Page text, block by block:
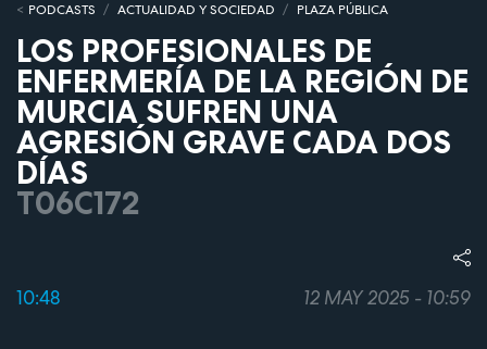
PODCASTS ACTUALIDAD Y SOCIEDAD PLAZA PÚBLICA
LOS PROFESIONALES DE
ENFERMERÍA DE LA REGIÓN DE
MURCIA SUFREN UNA
AGRESIÓN GRAVE CADA DOS
DÍAS
T06C172
10:48 12 MAY 2025 - 10:59